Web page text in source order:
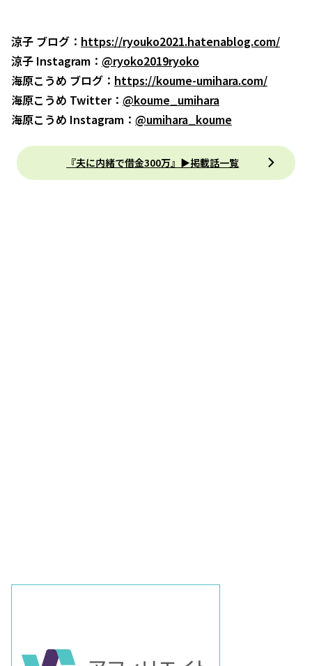
涼子 ブログ： https://ryouko2021.hatenablog.com/
涼子 Instagram： @ryoko2019ryoko
海原こうめ ブログ： https://koume-umihara.com/
海原こうめ Twitter： @koume_umihara
海原こうめ Instagram： @umihara_koume
『夫に内緒で借金300万』▶掲載話一覧